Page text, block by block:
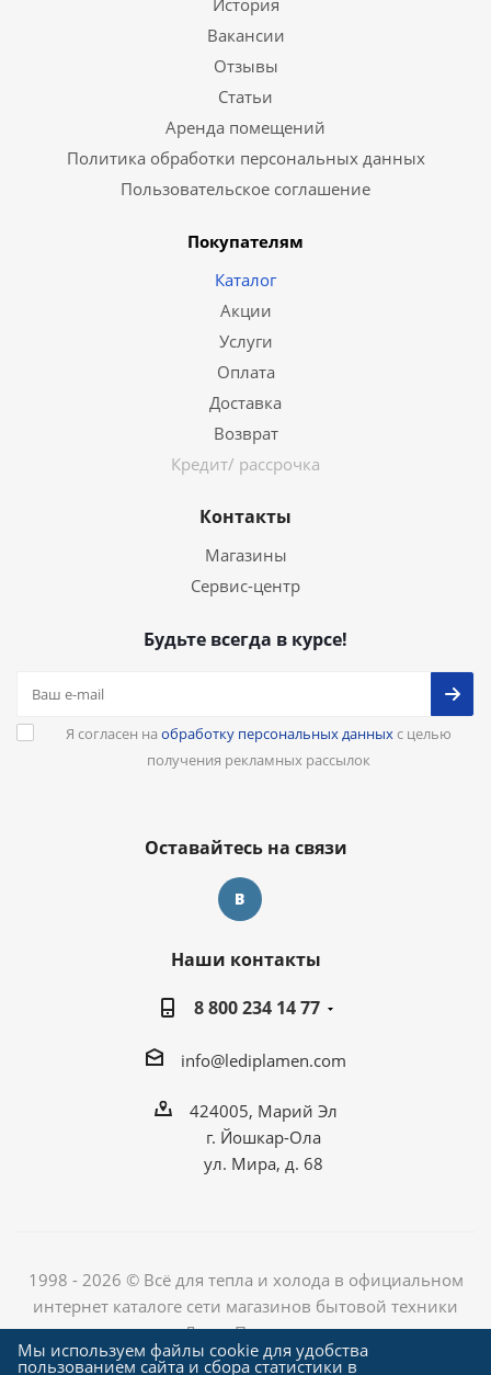
История
Вакансии
Отзывы
Статьи
Аренда помещений
Политика обработки персональных данных
Пользовательское соглашение
Покупателям
Каталог
Акции
Услуги
Оплата
Доставка
Возврат
Кредит/ рассрочка
Контакты
Магазины
Сервис-центр
Будьте всегда в курсе!
Я согласен на обработку персональных данныхс целью
получения рекламных рассылок
Оставайтесь на связи
Наши контакты
8 800 234 14 77
info@lediplamen.com
424005, Марий Эл
г. Йошкар-Ола
ул. Мира, д. 68
1998 - 2026 © Всё для тепла и холода в официальном
интернет каталоге сети магазинов бытовой техники
«Лед и Пламень»
Мы используем файлы cookie для удобства
пользованием сайта и сбора статистики в